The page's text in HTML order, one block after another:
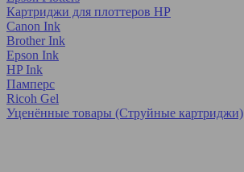
Картриджи для плоттеров HP
Canon Ink
Brother Ink
Epson Ink
HP Ink
Памперс
Ricoh Gel
Уценённые товары (Струйные картриджи)